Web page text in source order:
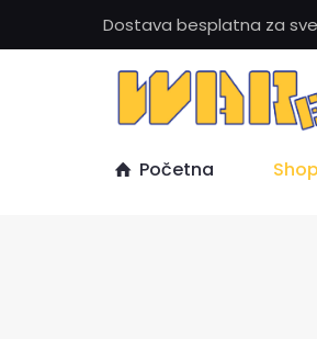
Dostava besplatna za
Početna Shop